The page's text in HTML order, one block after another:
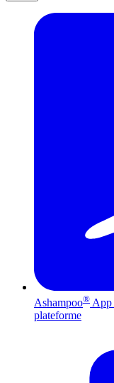
Ashampoo® App
plateforme